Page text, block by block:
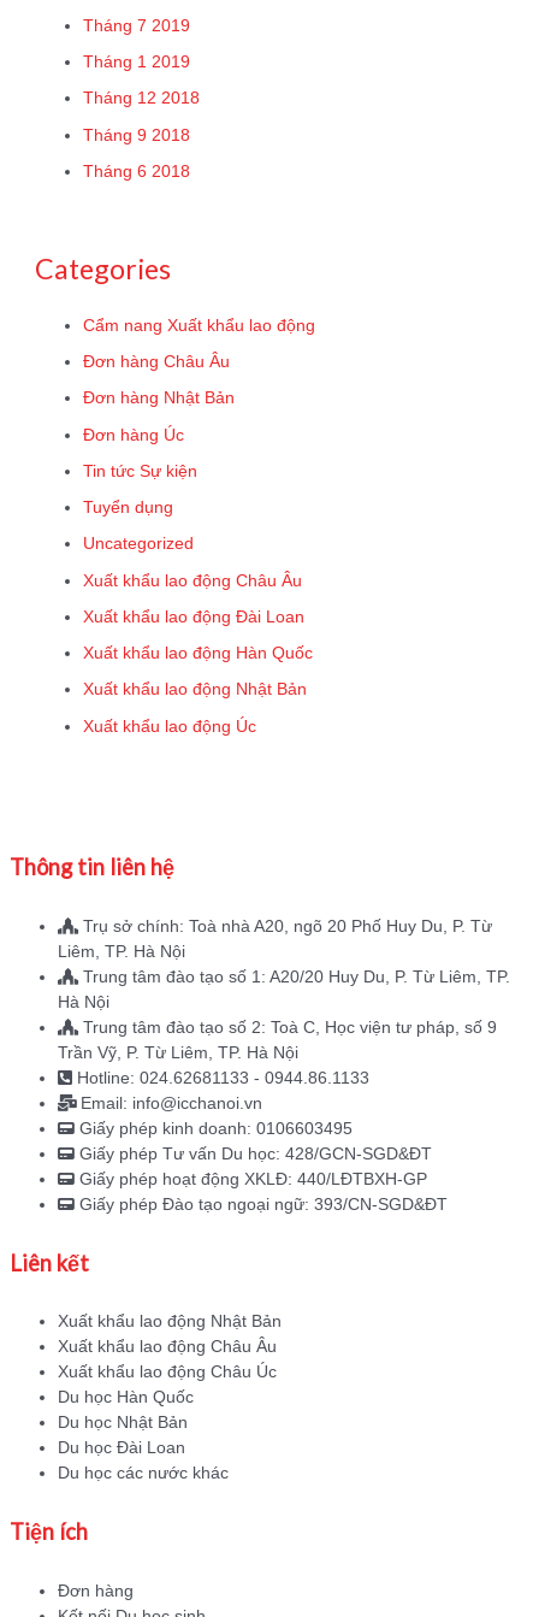
Tháng 7 2019
Tháng 1 2019
Tháng 12 2018
Tháng 9 2018
Tháng 6 2018
Categories
Cẩm nang Xuất khẩu lao động
Đơn hàng Châu Âu
Đơn hàng Nhật Bản
Đơn hàng Úc
Tin tức Sự kiện
Tuyển dụng
Uncategorized
Xuất khẩu lao động Châu Âu
Xuất khẩu lao động Đài Loan
Xuất khẩu lao động Hàn Quốc
Xuất khẩu lao động Nhật Bản
Xuất khẩu lao động Úc
Thông tin liên hệ
Trụ sở chính: Toà nhà A20, ngõ 20 Phố Huy Du, P. Từ
Liêm, TP. Hà Nội
Trung tâm đào tạo số 1: A20/20 Huy Du, P. Từ Liêm, TP.
Hà Nội
Trung tâm đào tạo số 2: Toà C, Học viện tư pháp, số 9
Trần Vỹ, P. Từ Liêm, TP. Hà Nội
Hotline: 024.62681133 - 0944.86.1133
Email: info@icchanoi.vn
Giấy phép kinh doanh: 0106603495
Giấy phép Tư vấn Du học: 428/GCN-SGD&ĐT
Giấy phép hoạt động XKLĐ: 440/LĐTBXH-GP
Giấy phép Đào tạo ngoại ngữ: 393/CN-SGD&ĐT
Liên kết
Xuất khẩu lao động Nhật Bản
Xuất khẩu lao động Châu Âu
Xuất khẩu lao động Châu Úc
Du học Hàn Quốc
Du học Nhật Bản
Du học Đài Loan
Du học các nước khác
Tiện ích
Đơn hàng